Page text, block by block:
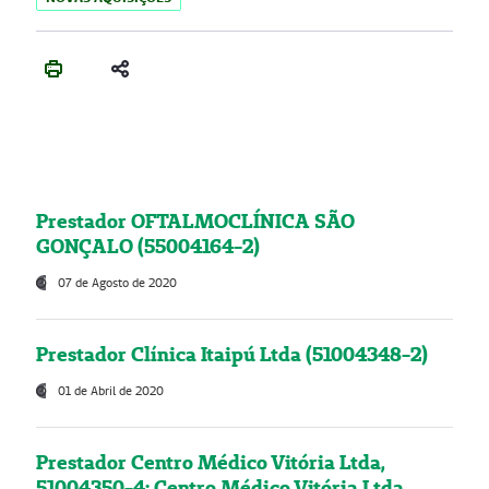
Prestador OFTALMOCLÍNICA SÃO
GONÇALO (55004164-2)
07 de Agosto de 2020
Prestador Clínica Itaipú Ltda (51004348-2)
01 de Abril de 2020
Prestador Centro Médico Vitória Ltda,